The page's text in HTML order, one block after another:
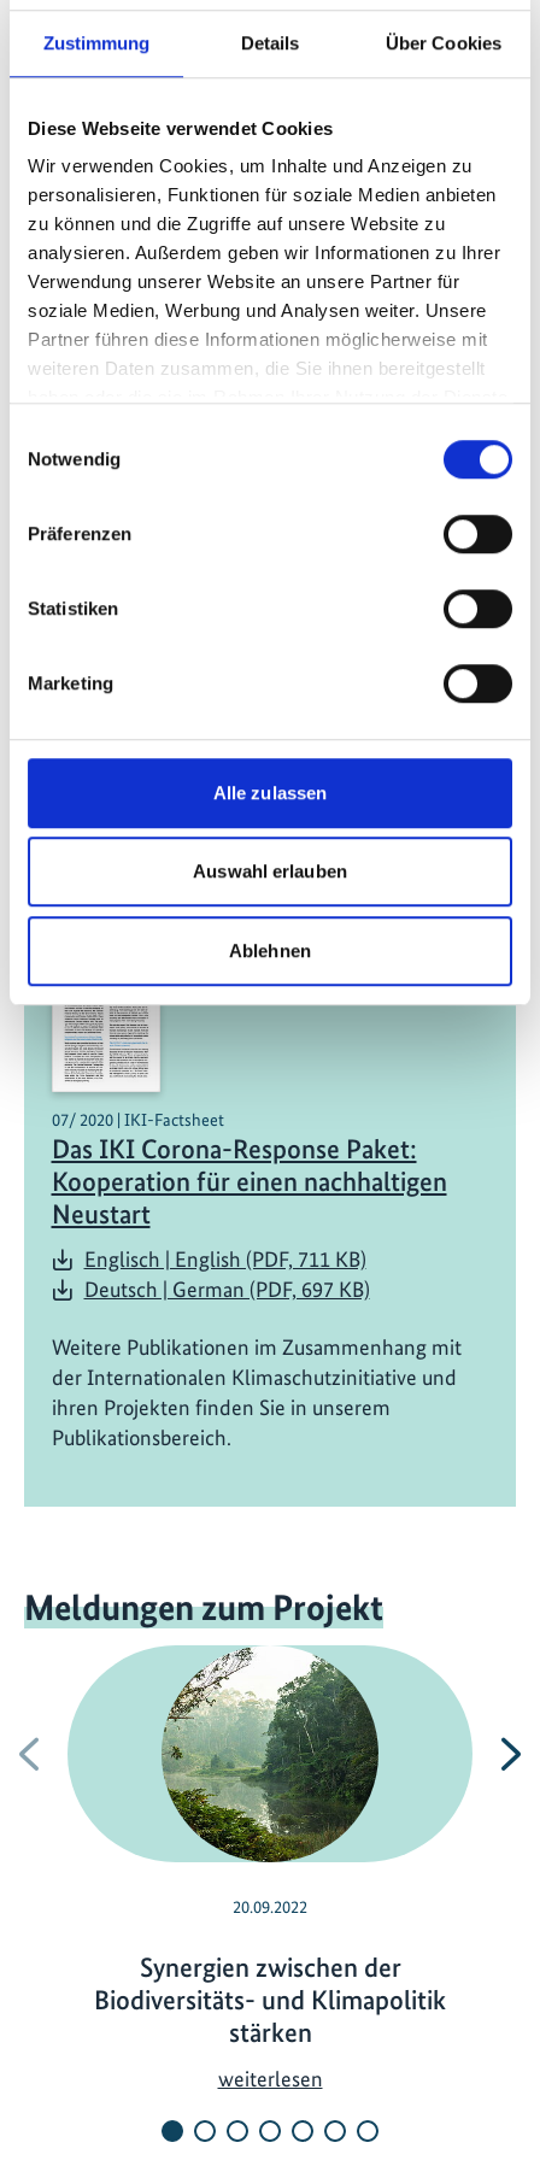
Zustimmung Details Über Cookies
Diese Webseite verwendet Cookies
Wir verwenden Cookies, um Inhalte und Anzeigen zu
personalisieren, Funktionen für soziale Medien anbieten
zu können und die Zugriffe auf unsere Website zu
analysieren. Außerdem geben wir Informationen zu Ihrer
Verwendung unserer Website an unsere Partner für
soziale Medien, Werbung und Analysen weiter. Unsere
Partner führen diese Informationen möglicherweise mit
weiteren Daten zusammen, die Sie ihnen bereitgestellt
Notwendig
Präferenzen
Statistiken
Marketing
Alle zulassen
Auswahl erlauben
Ablehnen
Videos zum Projekt
Diese Inhalte können nicht angezeigt werden, da die
hier , um die Cookies zu akzeptieren und das Video
Kenia: Nachhaltiger Naturschutz in der Savanne
Publikationen zum Projekt
Beiträge der IKI zur
Pandemieprävention
Deutsch (PDF, 2 MB)
07/ 2020 | IKI-Factsheet
Das IKI Corona-Response Paket:
Kooperation für einen nachhaltigen
Neustart
Englisch | English (PDF, 711 KB)
Deutsch | German (PDF, 697 KB)
Weitere Publikationen im Zusammenhang mit
der Internationalen Klimaschutzinitiative und
ihren Projekten finden Sie in unserem
Publikationsbereich.
Meldungen zum Projekt
Vorherige
20.09.2022
Synergien zwischen der
Biodiversitäts- und Klimapolitik
stärken
weiterlesenS
n